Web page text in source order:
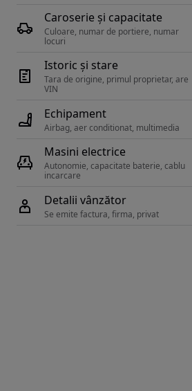
Caroserie și capacitate
Culoare, numar de portiere, numar
locuri
Istoric și stare
Tara de origine, primul proprietar, are
Echipament
Airbag, aer conditionat, multimedia
Masini electrice
Autonomie, capacitate baterie, cablu
Detalii vânzător
Se emite factura, firma, privat